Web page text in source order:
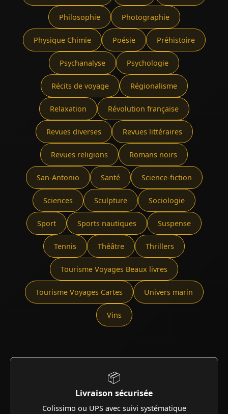
Philosophie Photographie
Physique Chimie Poésie Préhistoire
Psychanalyse Psychologie
Récits de voyage Régionalisme
Relaxation Révolution française
Revues diverses Revues littéraires
Revues religions Romans noirs
San-Antonio Santé Science-fiction
Sciences Sculpture Sociologie
Sport Sports nautiques Suspense
Tennis Théâtre Thrillers
Tourisme Voyages Beaux livres
Tourisme Voyages Cartes Univers marin
Vins
📦
Livraison sécurisée
Colissimo ou UPS avec suivi systématique